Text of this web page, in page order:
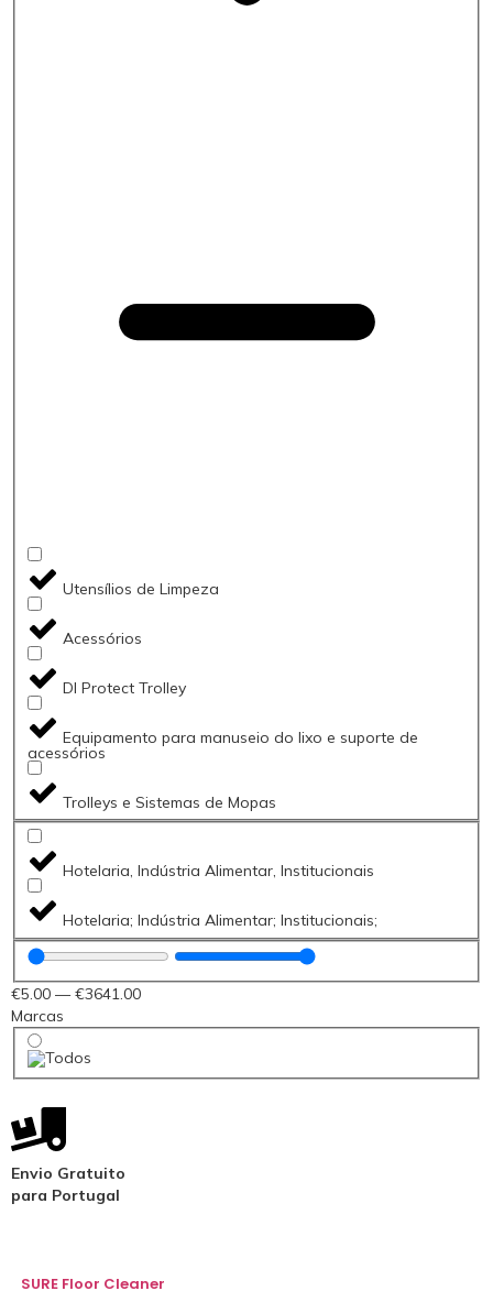
Utensílios de Limpeza
Acessórios
DI Protect Trolley
Equipamento para manuseio do lixo e suporte de
acessórios
Trolleys e Sistemas de Mopas
Hotelaria, Indústria Alimentar, Institucionais
Hotelaria; Indústria Alimentar; Institucionais;
€5 .00 —€3641 .00
Marcas
Envio Gratuito
para Portugal
SURE Floor Cleaner